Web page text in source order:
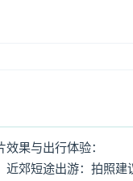
果与出行体验：
郊短途出游：拍照